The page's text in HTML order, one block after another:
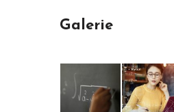
Galerie